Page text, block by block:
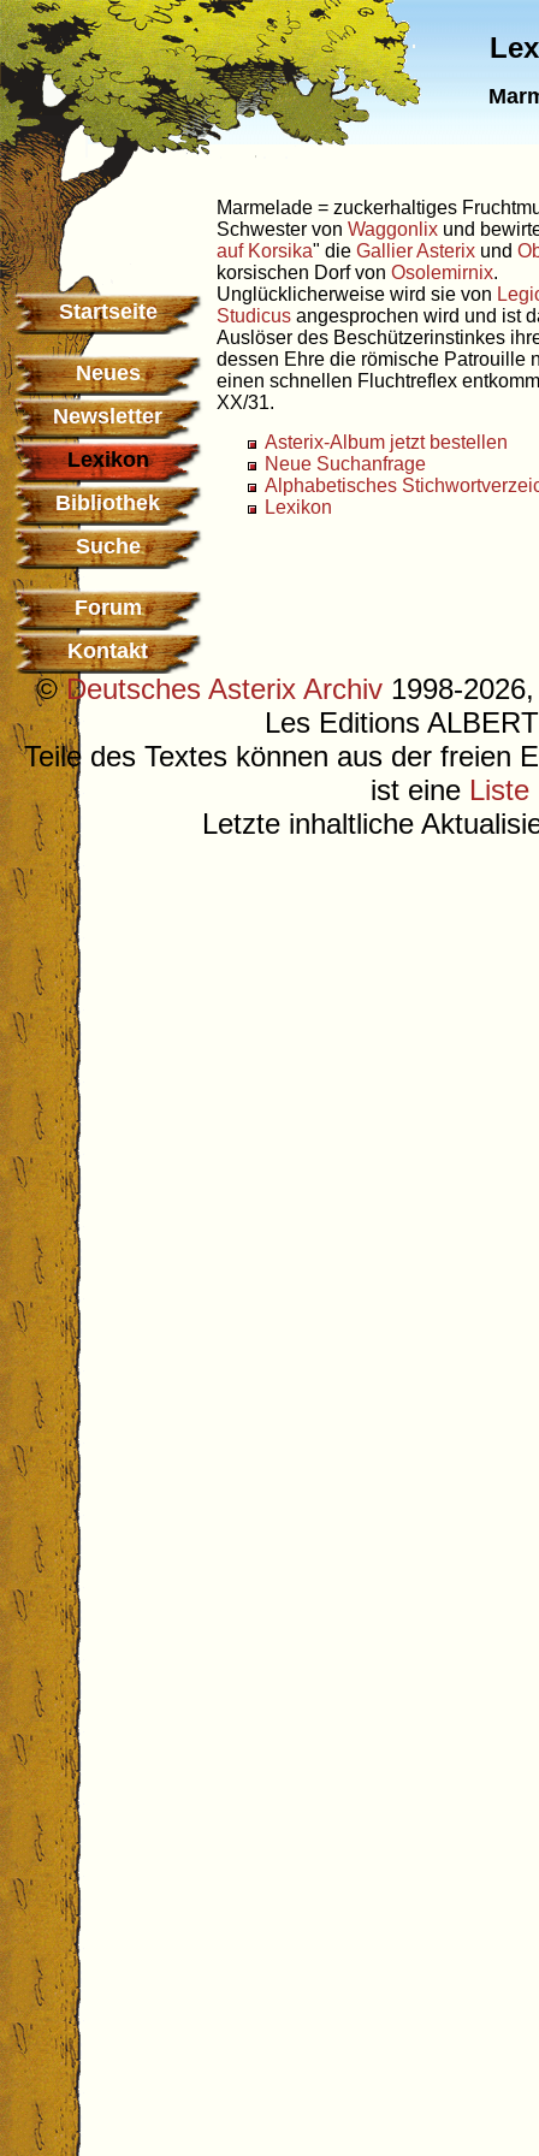
Startseite
Neues
Newsletter
Lexikon
Bibliothek
Suche
Forum
Kontakt
Marmelade = zuckerhaltiges
Schwester von Waggonlix und
auf Korsika" die GallierAsterix und
korsischen Dorf von Osolemirnix.
Unglücklicherweise wird sie von
Studicus angesprochen wird und ist
Auslöser des Beschützerinstinkes
dessen Ehre die römische Patrouille
einen schnellen Fluchtreflex
XX/31.
Asterix-Album jetzt bestellen
Neue Suchanfrage
Alphabetisches
Lexikon
©Deutsches Asterix Archiv 1998-
Les Editions
Teile des Textes können aus der freien
ist eine Liste
Letzte inhaltliche